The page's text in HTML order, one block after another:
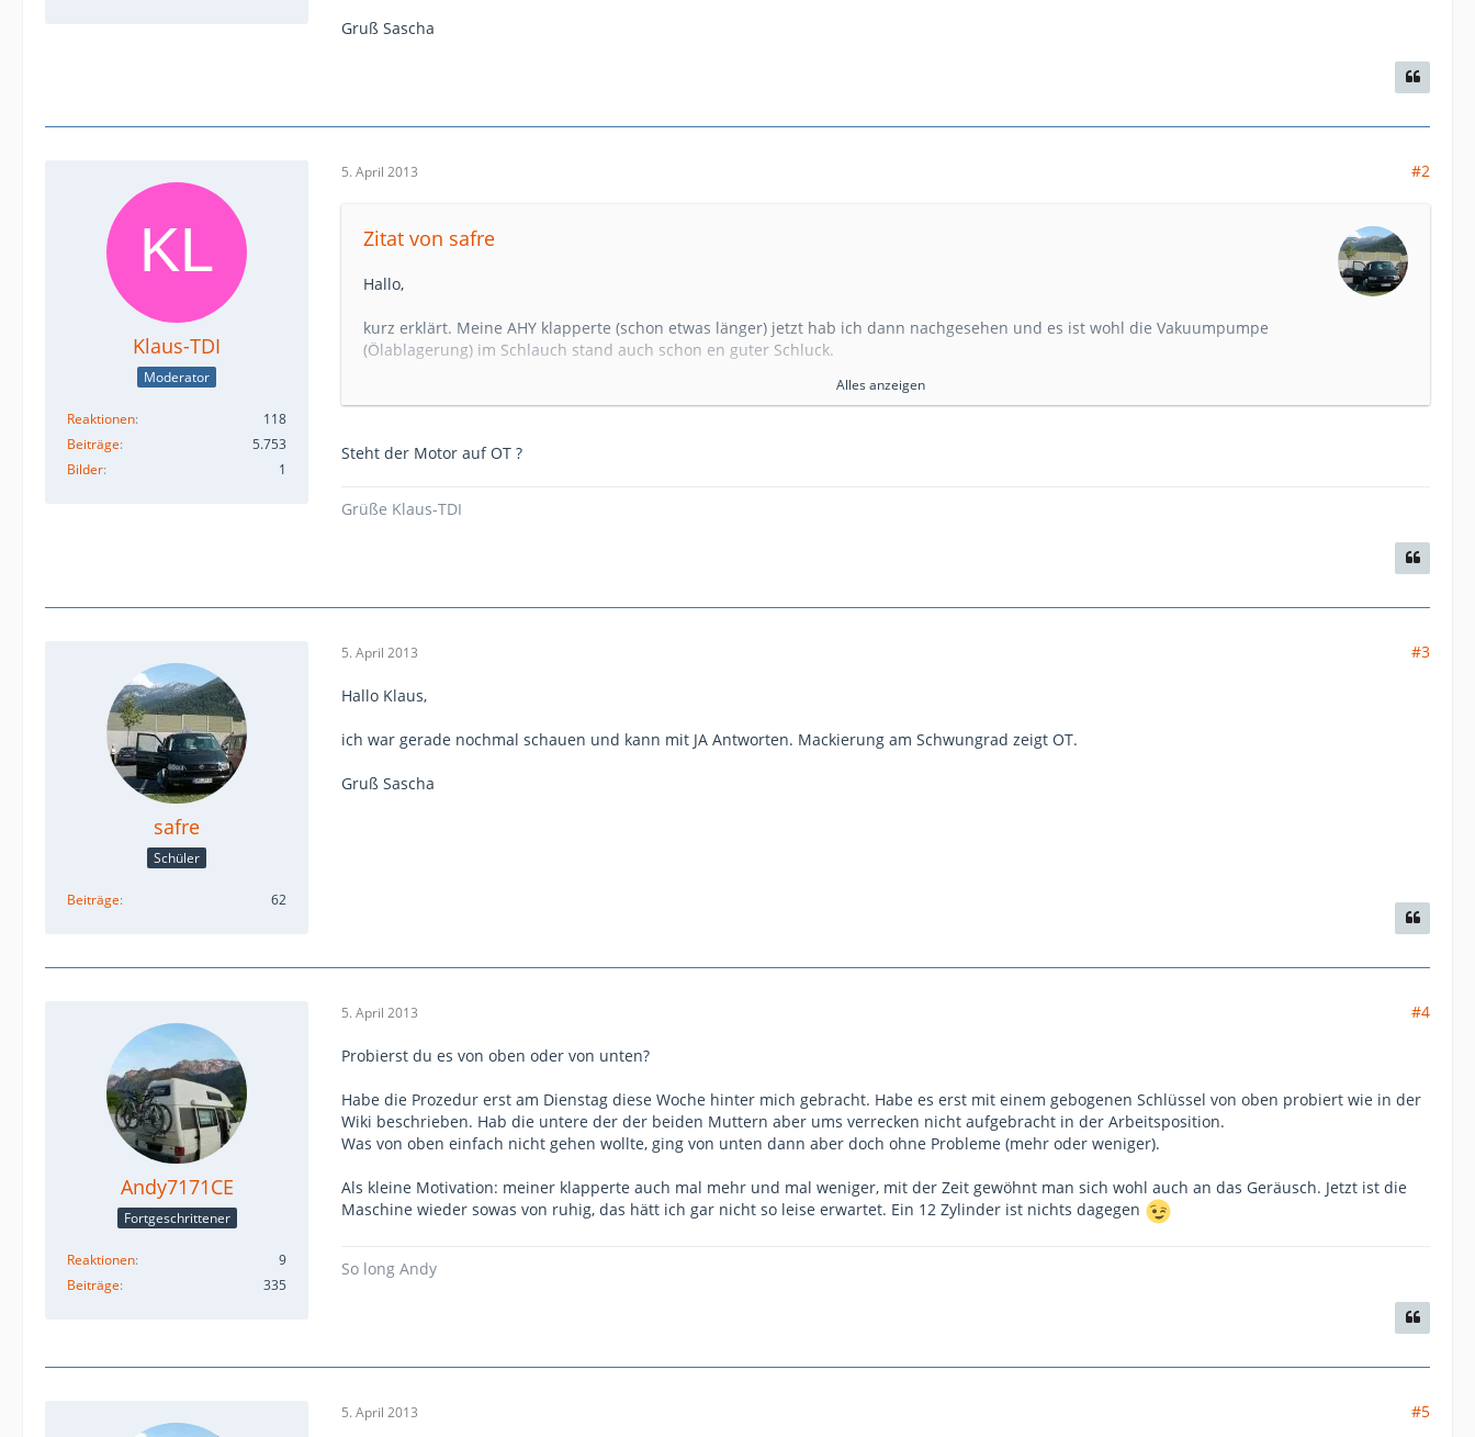
Gruß Sascha
Klaus-TDI
Moderator
Reaktionen
118
Beiträge
5.753
Bilder
1
5. April 2013 #2
Zitat von safre
Hallo,
kurz erklärt. Meine AHY klapperte (schon etwas länger) jetzt hab ich dann nachgesehen und es ist wohl die Vakuumpumpe
(Ölablagerung) im Schlauch stand auch schon en guter Schluck.
aber für mein Empfinden dürfte die untere sooooooo fest nicht dadrauf sitzen.
Alles anzeigen
Steht der Motor auf OT ?
Grüße Klaus-TDI
safre
Schüler
Beiträge 62
5. April 2013 #3
Hallo Klaus,
ich war gerade nochmal schauen und kann mit JA Antworten. Mackierung am Schwungrad zeigt OT.
Gruß Sascha
Andy7171CE
Fortgeschrittener
Reaktionen
9
Beiträge
335
5. April 2013 #4
Probierst du es von oben oder von unten?
Habe die Prozedur erst am Dienstag diese Woche hinter mich gebracht. Habe es erst mit einem gebogenen Schlüssel von oben probiert wie in der
Wiki beschrieben. Hab die untere der der beiden Muttern aber ums verrecken nicht aufgebracht in der Arbeitsposition.
Was von oben einfach nicht gehen wollte, ging von unten dann aber doch ohne Probleme (mehr oder weniger).
Als kleine Motivation: meiner klapperte auch mal mehr und mal weniger, mit der Zeit gewöhnt man sich wohl auch an das Geräusch. Jetzt ist die
Maschine wieder sowas von ruhig, das hätt ich gar nicht so leise erwartet. Ein 12 Zylinder ist nichts dagegen
So long Andy
5. April 2013 #5